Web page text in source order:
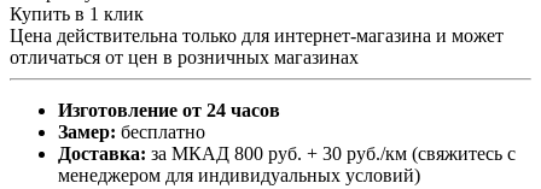
Купить в 1 клик
Цена действительна только для интернет-магазина и может
отличаться от цен в розничных магазинах
Изготовление от 24 часов
Замер: бесплатно
Доставка: за МКАД 800 руб. + 30 руб./км (свяжитесь с
менеджером для индивидуальных условий)